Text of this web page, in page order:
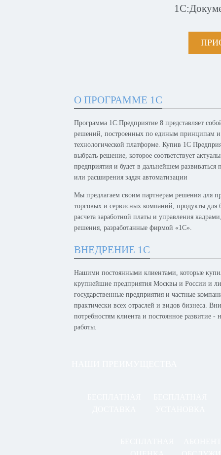
О ПРОГРАММЕ 1С
Программа 1С:Предприятие 8 представляет
решений, построенных по единым принципам
технологической платформе. Купив 1С
выбрать решение, которое соответствует
предприятия и будет в дальнейшем развиваться
или расширения задач автоматизации
Мы предлагаем своим партнерам решения для
торговых и сервисных компаний, продукты для
расчета заработной платы и управления
решения, разработанные фирмой «1С».
ВНЕДРЕНИЕ 1С
Нашими постоянными клиентами, которые
крупнейшие предприятия Москвы и России и
государственные предприятия и частные
практически всех отраслей и видов бизнеса.
потребностям клиента и постоянное развитие
работы.